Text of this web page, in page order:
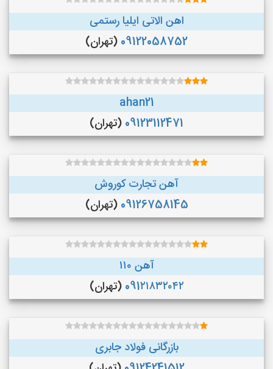
اهن الاتی ایلیا رستمی
09122058752 (تهران)
ahan21
09123112471 (تهران)
آهن تجارت کوروش
09126758145 (تهران)
آهن ۱۱۰
091۲۱۸۳۲۰۴۲ (تهران)
بازرگانی فولاد جابری